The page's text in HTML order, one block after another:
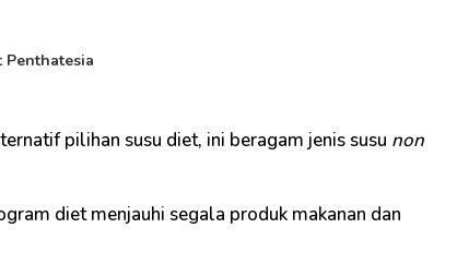
Penthatesia
pilihan susu diet, ini beragam jenis susu non
diet menjauhi segala produk makanan dan